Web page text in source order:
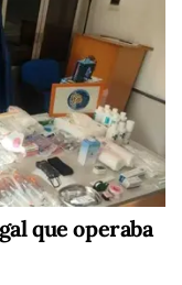
que operaba